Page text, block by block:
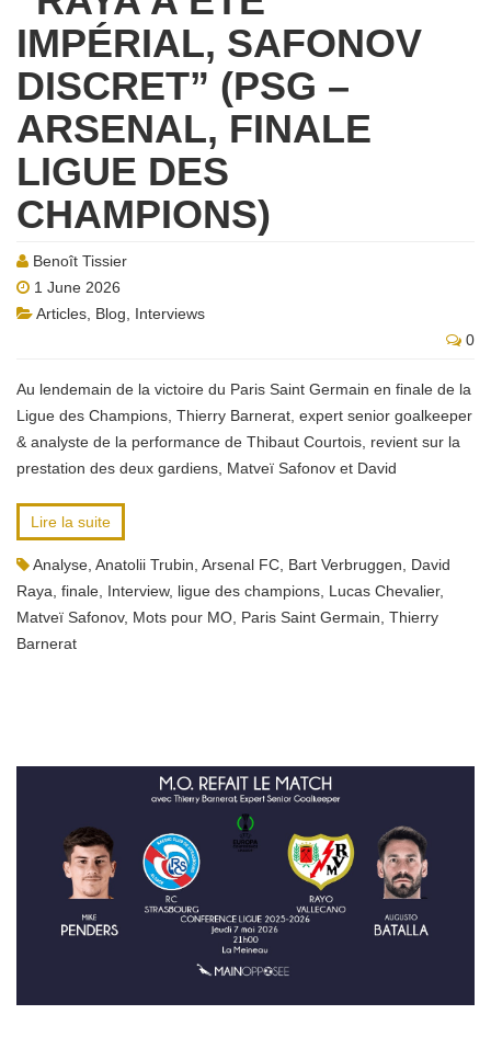
IMPÉRIAL, SAFONOV
DISCRET” (PSG –
ARSENAL, FINALE
LIGUE DES
CHAMPIONS)
Benoît Tissier
1 June 2026
Articles Blog
Interviews
0
Au lendemain de la victoire du Paris Saint Germain en finale de la
Ligue des Champions, Thierry Barnerat, expert senior goalkeeper
& analyste de la performance de Thibaut Courtois, revient sur la
prestation des deux gardiens, Matveï Safonov et David
Lire la suite
Analyse Anatolii Trubin Arsenal FC Bart Verbruggen
David
Raya finale Interview, ligue des champions Lucas Chevalier,
Matveï Safonov, Mots pour MO Paris Saint Germain Thierry
Barnerat